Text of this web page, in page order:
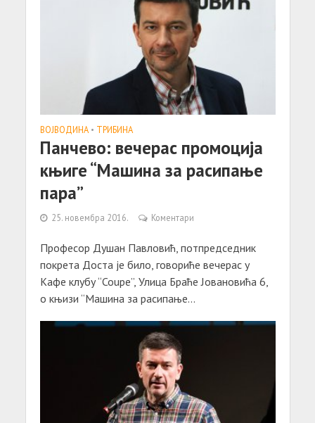
ВОЈВОДИНА • ТРИБИНА
Панчево: вечерас промоција
књиге “Машина за расипање
пара”
25. новембра 2016. Коментари
Професор Душан Павловић, потпредседник
покрета Доста је било, говориће вечерас у
Кафе клубу “Coupe”, Улица Браће Јовановића 6,
о књизи “Машина за расипање...